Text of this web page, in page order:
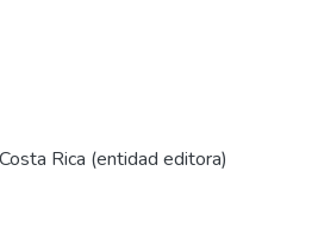
Rica (entidad editora)